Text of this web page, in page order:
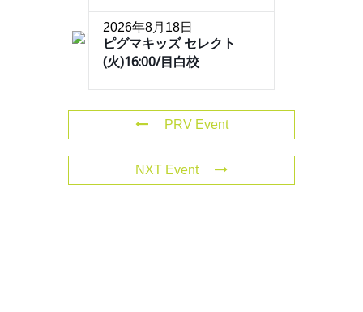
2026年8月18日
ピグマキッズ セレクト
(火)16:00/目白校
PRV Event
NXT Event